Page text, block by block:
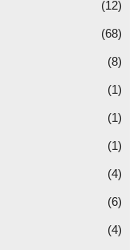
(12)
(68)
(8)
(1)
(1)
(1)
(4)
(6)
(4)